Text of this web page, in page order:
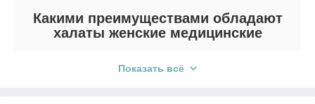
стандартам качества.
Какими преимуществами обладают
халаты женские медицинские
В первую очередь медицинские халаты должны
Показать всё